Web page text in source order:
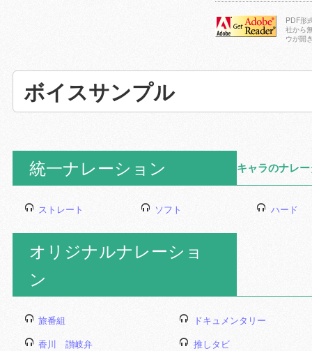
ドする
PDF形
社から
ウが開
ボイスサンプル
統一ナレーション キャラのナレ
ストレート ソフト ハード
オリジナルナレーショ
ン
旅番組
ドキュメンタリー
香川 讃岐弁
推しタビ